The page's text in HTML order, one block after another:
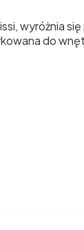
wyróżnia
do